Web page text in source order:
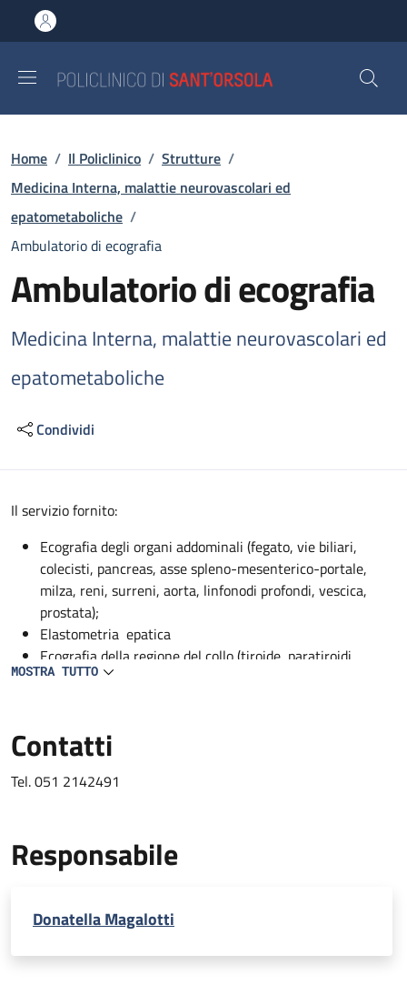
al contenuto principale
to footer content
Briciole di pane
Home / Il Policlinico / Strutture /
Medicina Interna, malattie neurovascolari ed
epatometaboliche /
Ambulatorio di ecografia
Ambulatorio di ecografia
Medicina Interna, malattie neurovascolari ed
epatometaboliche
Condividi
Descrizione
Il servizio fornito:
Ecografia degli organi addominali (fegato, vie biliari,
colecisti, pancreas, asse spleno-mesenterico-portale,
milza, reni, surreni, aorta, linfonodi profondi, vescica,
prostata);
Elastometria epatica
Ecografia della regione del collo (tiroide, paratiroidi,
ghiandole sottomandibolari, parotidi);
arteria epatica, arteria mesenterica superiore, arteria
EcocolorDoppler dei vasi del collo (carotidi, vertebrali,
Stroke)
MOSTRA TUTTO
Contatti
Tel. 051 2142491
Responsabile
Donatella Magalotti